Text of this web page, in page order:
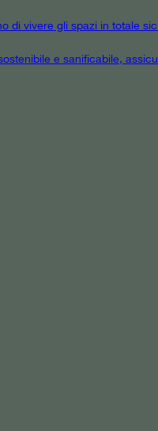
di vivere gli spazi in totale
e sanificabile,